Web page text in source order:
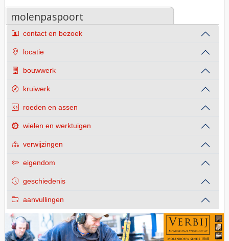
molenpaspoort
contact en bezoek
locatie
bouwwerk
kruiwerk
roeden en assen
wielen en werktuigen
verwijzingen
eigendom
geschiedenis
aanvullingen